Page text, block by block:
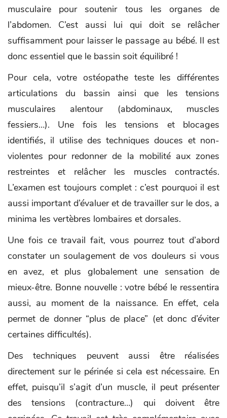
musculaire pour soutenir tous les organes de
l’abdomen. C’est aussi lui qui doit se relâcher
suffisamment pour laisser le passage au bébé. Il est
donc essentiel que le bassin soit équilibré !
Pour cela, votre ostéopathe teste les différentes
articulations du bassin ainsi que les tensions
musculaires alentour (abdominaux, muscles
fessiers…). Une fois les tensions et blocages
identifiés, il utilise des techniques douces et non-
violentes pour redonner de la mobilité aux zones
restreintes et relâcher les muscles contractés.
L’examen est toujours complet : c’est pourquoi il est
aussi important d’évaluer et de travailler sur le dos, a
minima les vertèbres lombaires et dorsales.
Une fois ce travail fait, vous pourrez tout d’abord
constater un soulagement de vos douleurs si vous
en avez, et plus globalement une sensation de
mieux-être. Bonne nouvelle : votre bébé le ressentira
aussi, au moment de la naissance. En effet, cela
permet de donner “plus de place” (et donc d’éviter
certaines difficultés).
Des techniques peuvent aussi être réalisées
directement sur le périnée si cela est nécessaire. En
effet, puisqu’il s’agit d’un muscle, il peut présenter
des tensions (contracture…) qui doivent être